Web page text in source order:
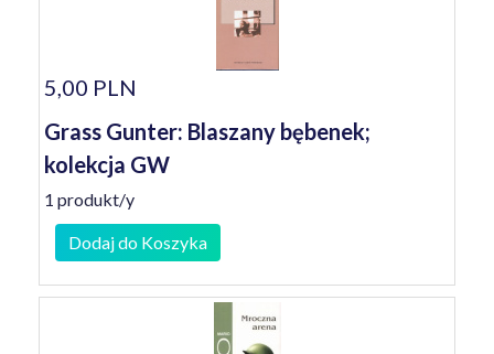
5,00 PLN
Grass Gunter: Blaszany bębenek;
kolekcja GW
1 produkt/y
Dodaj do Koszyka